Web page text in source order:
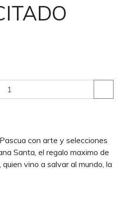
con arte y selecciones
Santa, el regalo maximo de
vino a salvar al mundo, la